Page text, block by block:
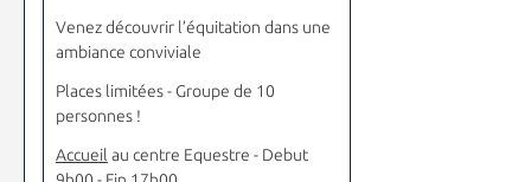
Venez découvrir l’équitation dans une
ambiance conviviale
Places limitées - Groupe de 10
personnes !
Accueil au centre Equestre - Debut